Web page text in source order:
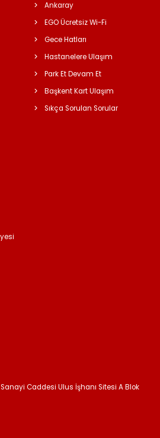
Ankaray
EGO Ücretsiz Wi-Fi
Gece Hatları
Hastanelere Ulaşım
Park Et Devam Et
Başkent Kart Ulaşım
Sıkça Sorulan Sorular
Caddesi Ulus İşhanı Sitesi A Blok